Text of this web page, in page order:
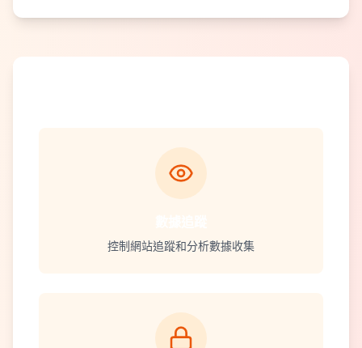
控制網站追蹤和分析數據收集